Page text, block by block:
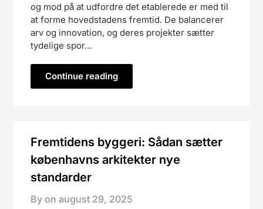
og mod på at udfordre det etablerede er med til
at forme hovedstadens fremtid. De balancerer
arv og innovation, og deres projekter sætter
tydelige spor…
Continue reading
Fremtidens byggeri: Sådan sætter
københavns arkitekter nye
standarder
By on august 29, 2025